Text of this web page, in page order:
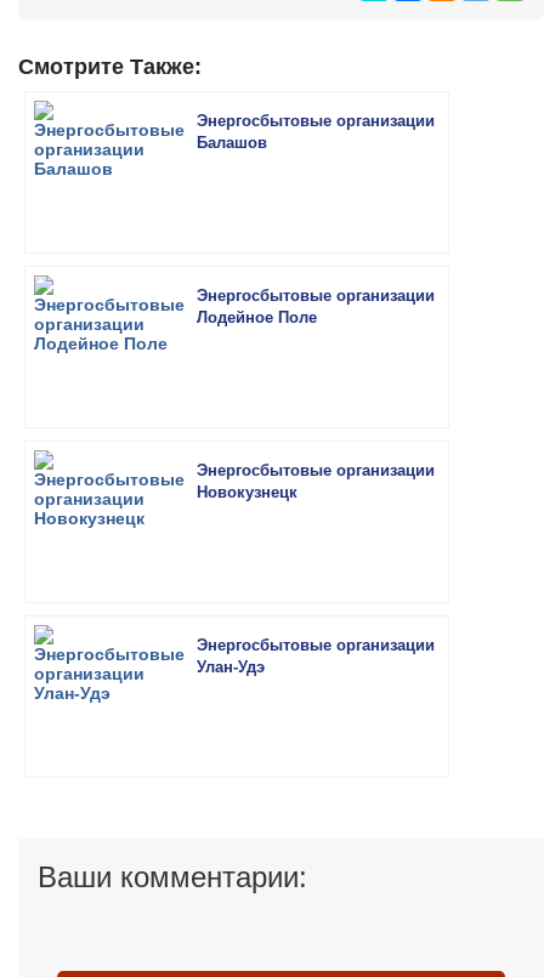
Смотрите Также:
Энергосбытовые организации
Балашов
Энергосбытовые организации
Лодейное Поле
Энергосбытовые организации
Новокузнецк
Энергосбытовые организации
Улан-Удэ
Ваши комментарии: